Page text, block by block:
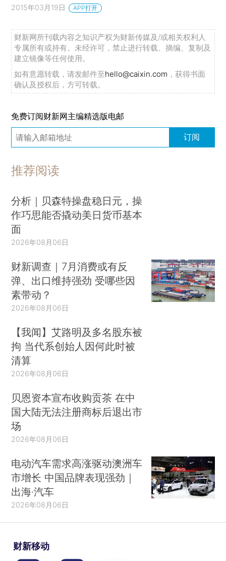
2015年03月19日 APP打开
财新网所刊载内容之知识产权为财新传媒及/或相关权利人
专属所有或持有。未经许可，禁止进行转载、摘编、复制及
建立镜像等任何使用。
如有意愿转载，请发邮件至hello@caixin.com ，获得书面
确认及授权后，方可转载。
免费订阅财新网主编精选版电邮
订阅
推荐阅读
分析｜贝森特操盘稳日元，操
作巧思能否撬动美日货币基本
面
2026年08月06日
财新调查｜7月消费或有反
弹、出口维持强劲 受哪些因
素带动？
2026年08月06日
【我闻】艾路明及多名股东被
拘 当代系创始人因何此时被
清算
2026年08月06日
贝恩资本宣布收购贡茶 在中
国大陆无法注册商标后退出市
场
2026年08月06日
电动汽车需求高涨驱动澳洲车
市增长 中国品牌表现强劲｜
出海·汽车
2026年08月06日
财新移动